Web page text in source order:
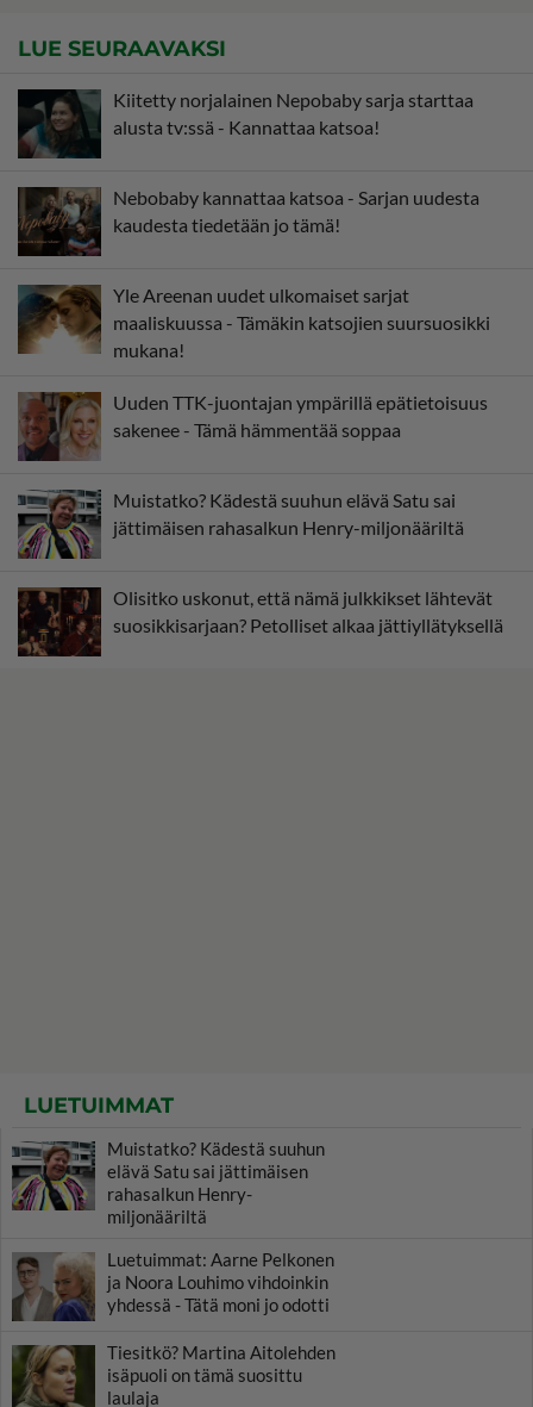
LUE SEURAAVAKSI
Kiitetty norjalainen Nepobaby sarja starttaa
alusta tv:ssä - Kannattaa katsoa!
Nebobaby kannattaa katsoa - Sarjan uudesta
kaudesta tiedetään jo tämä!
Yle Areenan uudet ulkomaiset sarjat
maaliskuussa - Tämäkin katsojien suursuosikki
mukana!
Uuden TTK-juontajan ympärillä epätietoisuus
sakenee - Tämä hämmentää soppaa
Muistatko? Kädestä suuhun elävä Satu sai
jättimäisen rahasalkun Henry-miljonääriltä
Olisitko uskonut, että nämä julkkikset lähtevät
suosikkisarjaan? Petolliset alkaa jättiyllätyksellä
LUETUIMMAT
Muistatko? Kädestä suuhun
elävä Satu sai jättimäisen
rahasalkun Henry-
miljonääriltä
Luetuimmat: Aarne Pelkonen
ja Noora Louhimo vihdoinkin
yhdessä - Tätä moni jo odotti
Tiesitkö? Martina Aitolehden
isäpuoli on tämä suosittu
laulaja